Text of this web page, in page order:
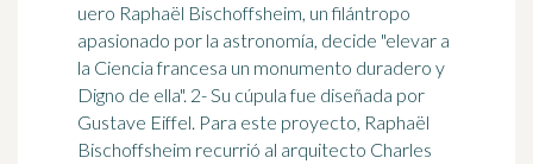
uero Raphaël Bischoffsheim, un filántropo
apasionado por la astronomía, decide "elevar a
la Ciencia francesa un monumento duradero y
Digno de ella". 2- Su cúpulafue diseñada por
Gustave Eiffel. Para este proyecto, Raphaël
Bischoffsheim recurrió al arquitecto Charles